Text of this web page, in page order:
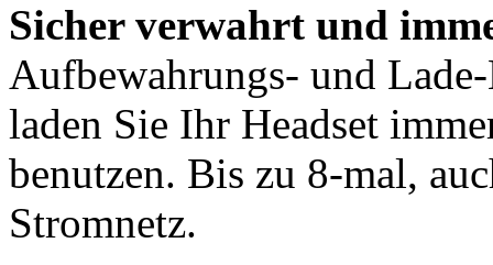
Sicher verwahrt und
Aufbewahrungs- und
laden Sie Ihr Headset
benutzen. Bis zu 8-mal,
Stromnetz.